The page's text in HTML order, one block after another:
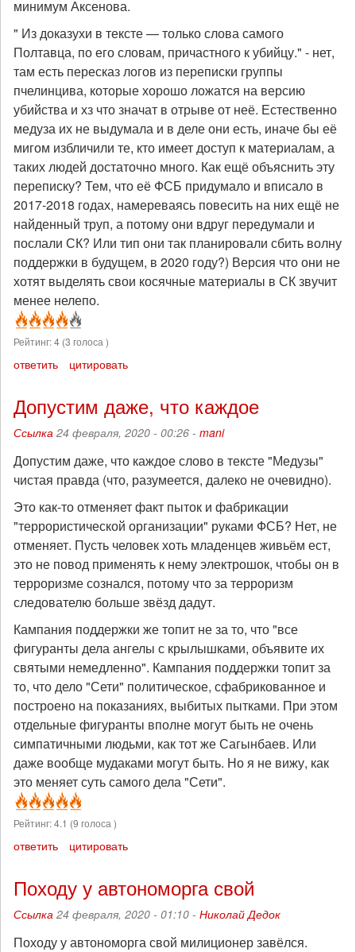
минимум Аксенова.
" Из доказухи в тексте — только слова самого
Полтавца, по его словам, причастного к убийцу." - нет,
там есть пересказ логов из переписки группы
пчелинцива, которые хорошо ложатся на версию
убийства и хз что значат в отрыве от неё. Естественно
медуза их не выдумала и в деле они есть, иначе бы её
мигом избличили те, кто имеет доступ к материалам, а
таких людей достаточно много. Как ещё объяснить эту
переписку? Тем, что её ФСБ придумало и вписало в
2017-2018 годах, намереваясь повесить на них ещё не
найденный труп, а потому они вдруг передумали и
послали СК? Или тип они так планировали сбить волну
поддержки в будущем, в 2020 году?) Версия что они не
хотят выделять свои косячные материалы в СК звучит
менее нелепо.
Рейтинг:4 (3 голоса )
ответить цитировать
Допустим даже, что каждое
Ссылка 24 февраля, 2020 - 00:26 - mani
Допустим даже, что каждое слово в тексте "Медузы"
чистая правда (что, разумеется, далеко не очевидно).
Это как-то отменяет факт пыток и фабрикации
"террористической организации" руками ФСБ? Нет, не
отменяет. Пусть человек хоть младенцев живьём ест,
это не повод применять к нему электрошок, чтобы он в
терроризме сознался, потому что за терроризм
следователю больше звёзд дадут.
Кампания поддержки же топит не за то, что "все
фигуранты дела ангелы с крылышками, объявите их
святыми немедленно". Кампания поддержки топит за
то, что дело "Сети" политическое, сфабрикованное и
построено на показаниях, выбитых пытками. При этом
отдельные фигуранты вполне могут быть не очень
симпатичными людьми, как тот же Сагынбаев. Или
даже вообще мудаками могут быть. Но я не вижу, как
это меняет суть самого дела "Сети".
Рейтинг:4.1 (9 голоса )
ответить цитировать
Походу у автономорга свой
Ссылка 24 февраля, 2020 - 01:10 - Николай Дедок
Походу у автономорга свой милиционер завёлся.